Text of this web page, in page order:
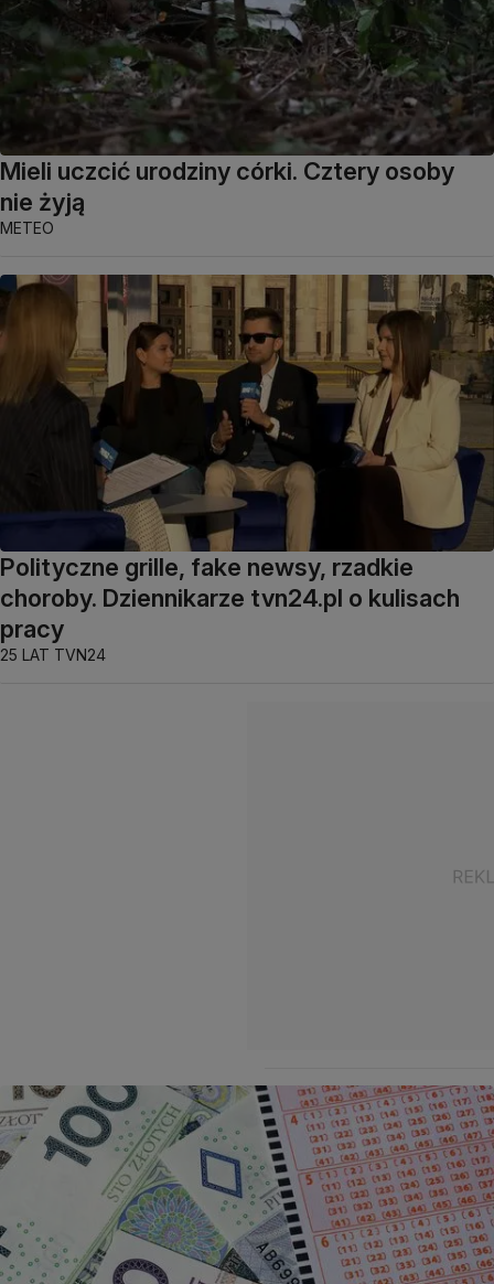
Mieli uczcić urodziny córki. Cztery osoby
nie żyją
METEO
Polityczne grille, fake newsy, rzadkie
choroby. Dziennikarze tvn24.pl o kulisach
pracy
25 LAT TVN24